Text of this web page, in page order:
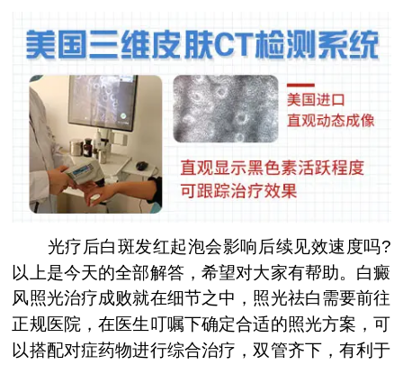
光疗后白斑发红起泡会影响后续见效速度吗?
以上是今天的全部解答，希望对大家有帮助。白癜
风照光治疗成败就在细节之中，照光祛白需要前往
正规医院，在医生叮嘱下确定合适的照光方案，可
以搭配对症药物进行综合治疗，双管齐下，有利于